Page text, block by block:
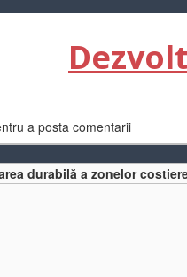
a posta comentarii
durabilă a zonelor